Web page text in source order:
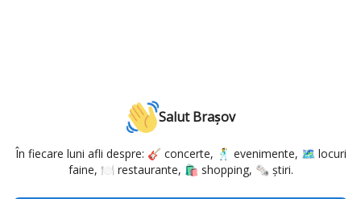
Salut Brașov
În fiecare luni afli despre: 🎸 concerte, 🕺 evenimente, 🗺️ locuri
faine, 🍽️ restaurante, 🛍️ shopping, 🗞️ știri.